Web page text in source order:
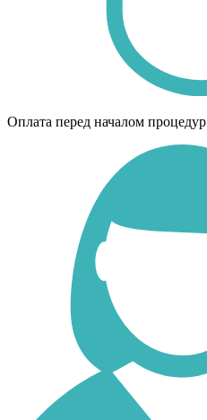
Оплата перед началом процедур